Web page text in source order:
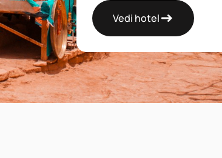
Vedi hotel